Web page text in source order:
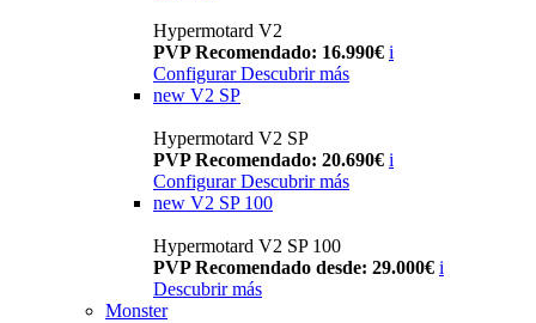
Hypermotard V2
PVP Recomendado: 16.990€ i
Configurar Descubrir más
new V2 SP
Hypermotard V2 SP
PVP Recomendado: 20.690€ i
Configurar Descubrir más
new V2 SP 100
Hypermotard V2 SP 100
PVP Recomendado desde: 29.000€ i
Descubrir más
Monster